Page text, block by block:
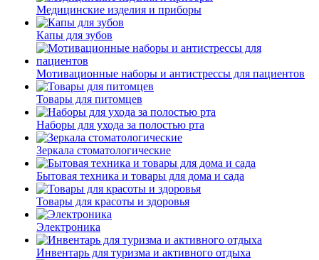
Медицинские изделия и приборы
Капы для зубов
Мотивационные наборы и антистрессы для пациентов
Товары для питомцев
Наборы для ухода за полостью рта
Зеркала стоматологические
Бытовая техника и товары для дома и сада
Товары для красоты и здоровья
Электроника
Инвентарь для туризма и активного отдыха